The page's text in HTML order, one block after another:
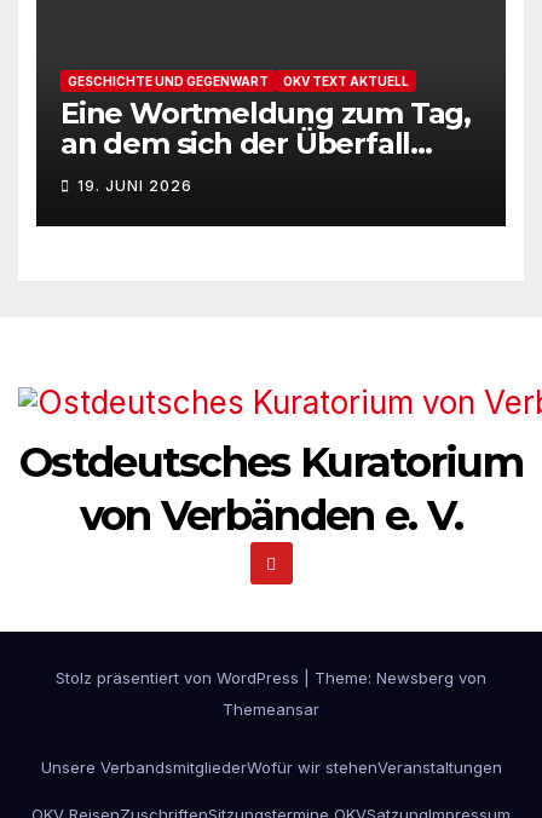
GESCHICHTE UND GEGENWART OKV TEXT AKTUELL
Eine Wortmeldung zum Tag,
an dem sich der Überfall
Deutschlands auf die UdSSR
1941 zum 85. Male jährt
19. JUNI 2026
Ostdeutsches Kuratorium
von Verbänden e. V.
Stolz präsentiert von WordPress Theme: Newsberg von
Themeansar
Unsere VerbandsmitgliederWofür wir stehenVeranstaltungen